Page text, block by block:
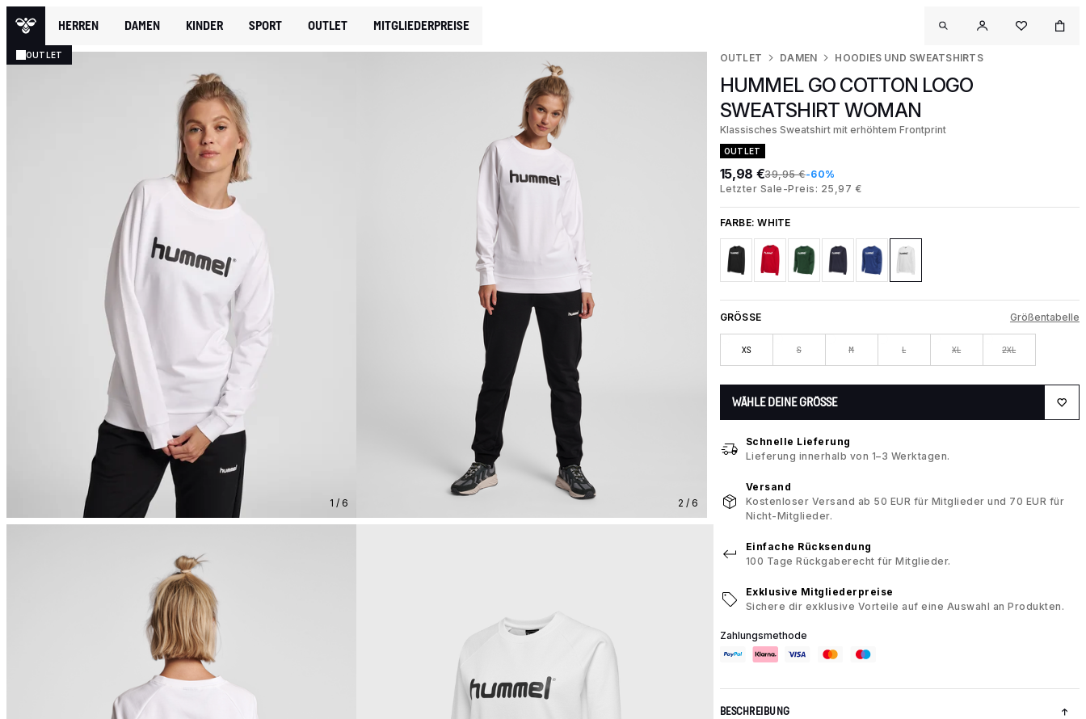
HERREN DAMEN KINDER SPORT OUTLET MITGLIEDERPREISE
OUTLET
1 / 6 2 / 6
OUTLET DAMEN HOODIES UND SWEATSHIRTS
HUMMEL GO COTTON LOGO
SWEATSHIRT WOMAN
Klassisches Sweatshirt mit erhöhtem Frontprint
OUTLET
15,98 €39,95 €-60%
Letzter Sale-Preis: 25,97 €
FARBE:WHITE
GRÖSSE Größentabelle
XS S M L XL 2XL
WÄHLE DEINE GRÖSSE
Schnelle Lieferung
Lieferung innerhalb von 1–3 Werktagen.
Versand
Kostenloser Versand ab 50 EUR für Mitglieder und 70 EUR für
Nicht-Mitglieder.
Einfache Rücksendung
100 Tage Rückgaberecht für Mitglieder.
Exklusive Mitgliederpreise
Sichere dir exklusive Vorteile auf eine Auswahl an Produkten.
Zahlungsmethode
BESCHREIBUNG